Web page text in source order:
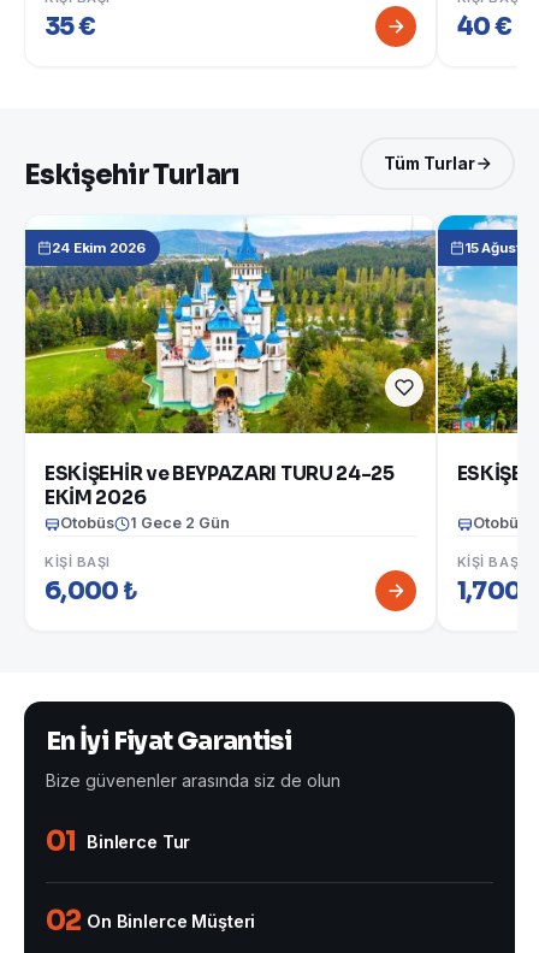
35 € 40 €
Eskişehir Turları Tüm Turlar
24 Ekim 2026
ESKİŞEHİR ve BEYPAZARI TURU 24-25
EKİM 2026
Otobüs 1 Gece 2 Gün
KIŞI BAŞI
6,000 ₺
15
Otobüs
KIŞI BAŞI
1,700 ₺
En İyi Fiyat Garantisi
Bize güvenenler arasında siz de olun
01 Binlerce Tur
02 On Binlerce Müşteri